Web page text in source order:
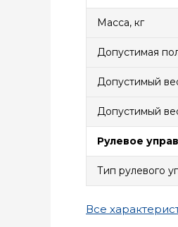
Масса, кг
Допустимая
Допустимый
Допустимый
Рулевое
Тип рулевого
Все